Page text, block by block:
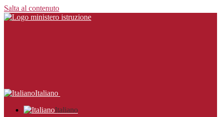
Salta al contenuto
Italiano
Italiano